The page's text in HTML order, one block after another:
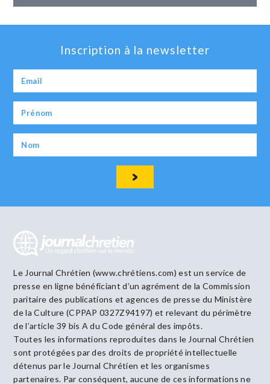
Inscription à la newsletter
Le Journal Chrétien (www.chrétiens.com) est un service de
presse en ligne bénéficiant d’un agrément de la Commission
paritaire des publications et agences de presse du Ministère
de la Culture (CPPAP 0327Z94197) et relevant du périmètre
de l’article 39 bis A du Code général des impôts.
Toutes les informations reproduites dans le Journal Chrétien
sont protégées par des droits de propriété intellectuelle
détenus par le Journal Chrétien et les organismes
partenaires. Par conséquent, aucune de ces informations ne